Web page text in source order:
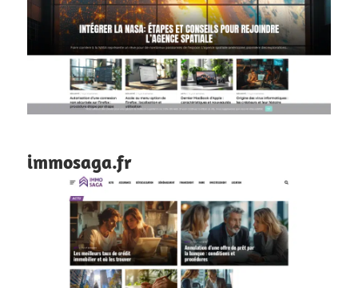
immosaga.fr